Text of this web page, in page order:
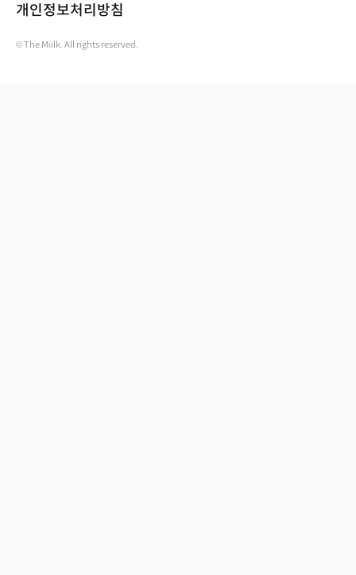
개인정보처리방침
© The Miilk. All rights reserved.